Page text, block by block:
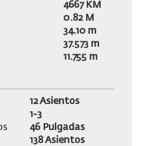
4667 KM
0.82 M
34.10 m
37.573 m
11.755 m
12 Asientos
1-3
46 Pulgadas
138 Asientos